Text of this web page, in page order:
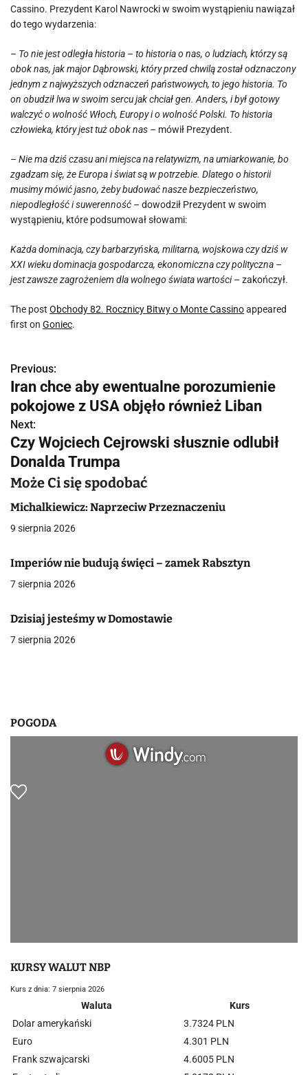
Cassino. Prezydent Karol Nawrocki w swoim wystąpieniu nawiązał
do tego wydarzenia:
– To nie jest odległa historia – to historia o nas, o ludziach, którzy są
obok nas, jak major Dąbrowski, który przed chwilą został odznaczony
jednym z najwyższych odznaczeń państwowych, to jego historia. To
on obudził lwa w swoim sercu jak chciał gen. Anders, i był gotowy
walczyć o wolność Włoch, Europy i o wolność Polski. To historia
człowieka, który jest tuż obok nas – mówił Prezydent.
– Nie ma dziś czasu ani miejsca na relatywizm, na umiarkowanie, bo
zgadzam się, że Europa i świat są w potrzebie. Dlatego o historii
musimy mówić jasno, żeby budować nasze bezpieczeństwo,
niepodległość i suwerenność – dowodził Prezydent w swoim
wystąpieniu, które podsumował słowami:
Każda dominacja, czy barbarzyńska, militarna, wojskowa czy dziś w
XXI wieku dominacja gospodarcza, ekonomiczna czy polityczna –
jest zawsze zagrożeniem dla wolnego świata wartości– zakończył.
The post Obchody 82. Rocznicy Bitwy o Monte Cassinoappeared
first on Goniec.
N
a
w
i
g
a
c
j
a
p
Previous:
Iran chce aby ewentualne porozumienie
pokojowe z USA objęło również Liban
Next:
Czy Wojciech Cejrowski słusznie odlubił
Donalda Trumpa
Może Ci się spodobać
Michalkiewicz: Naprzeciw Przeznaczeniu
9 sierpnia 2026
Imperiów nie budują święci – zamek Rabsztyn
7 sierpnia 2026
Dzisiaj jesteśmy w Domostawie
7 sierpnia 2026
POGODA
KURSY WALUT NBP
Kurs z dnia: 7 sierpnia 2026
Waluta
Kurs
Dolar amerykański
3.7324 PLN
Euro
4.301 PLN
Frank szwajcarski
4.6005 PLN